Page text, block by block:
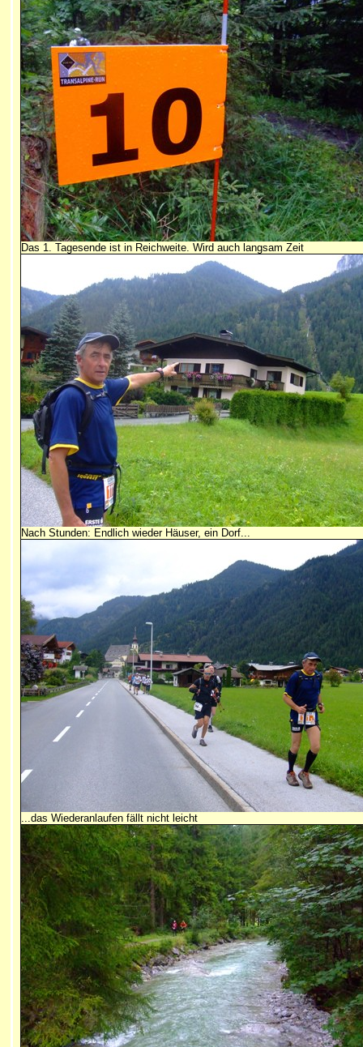
Das 1. Tagesende ist in Reichweite. Wird auch langsam Zeit
Nach Stunden: Endlich wieder Häuser, ein Dorf...
...das Wiederanlaufen fällt nicht leicht